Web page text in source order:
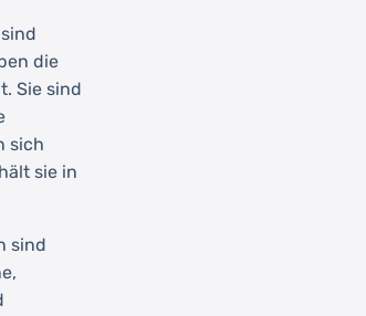
die
Sie sind
sich
sie in
sind